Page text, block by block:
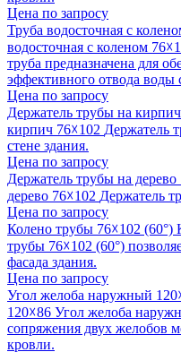
Цена по запросу
Труба водосточная с
водосточная с коленом
труба предназначена для
эффективного отвода воды
Цена по запросу
Держатель трубы на
кирпич 76☓102 Держатель
стене здания.
Цена по запросу
Держатель трубы на дерево
дерево 76☓102 Держатель
Цена по запросу
Колено трубы 76☓102 (60°)
трубы 76☓102 (60°)
фасада здания.
Цена по запросу
Угол желоба наружный
120☓86 Угол желоба
сопряжения двух желобов
кровли.